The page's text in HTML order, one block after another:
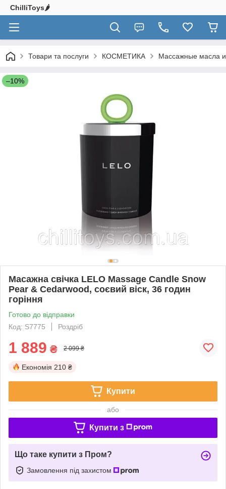
ChilliToys🌶️
Товари та послуги КОСМЕТИКА Массажные масла
–10%
Масажна свічка LELO Massage Candle Snow
Pear & Cedarwood, соєвий віск, 36 годин
горіння
Готово до відправки
Код: S7775
Роздріб
1 889 ₴ 2 099 ₴
Економія 210 ₴
Купити
або
Купити з
Що таке купити з Пром?
Замовлення під захистом